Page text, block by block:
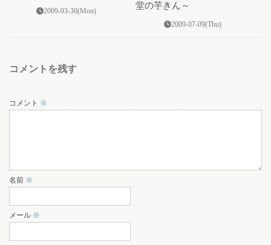
2009-03-30(Mon)
堂の芋きん～
2009-07-09(Thu)
コメントを残す
コメント ※
名前 ※
メール ※